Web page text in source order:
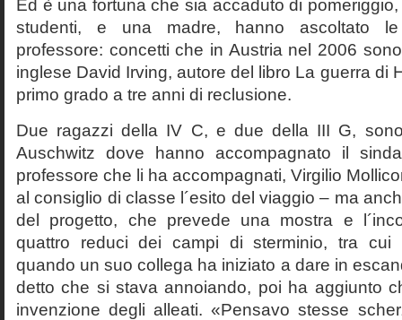
Ed è una fortuna che sia accaduto di
studenti, e una madre, hanno ascoltato le
professore: concetti che in Austria nel 2006
inglese David Irving, autore del libro La guerra di
primo grado a tre anni di reclusione.
Due ragazzi della IV C, e due della III G,
Auschwitz dove hanno accompagnato il
professore che li ha accompagnati, Virgilio
al consiglio di classe l´esito del viaggio – ma
del progetto, che prevede una mostra e
quattro reduci dei campi di sterminio, tra cui
quando un suo collega ha iniziato a dare in
detto che si stava annoiando, poi ha aggiunto
invenzione degli alleati. «Pensavo stesse